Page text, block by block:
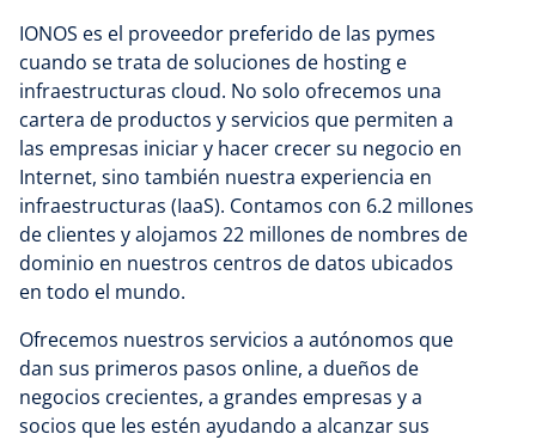
IONOS es el proveedor preferido de las pymes
cuando se trata de soluciones de hosting e
infraestructuras cloud. No solo ofrecemos una
cartera de productos y servicios que permiten a
las empresas iniciar y hacer crecer su negocio en
Internet, sino también nuestra experiencia en
infraestructuras (IaaS). Contamos con 6.2 millones
de clientes y alojamos 22 millones de nombres de
dominio en nuestros centros de datos ubicados
en todo el mundo.
Ofrecemos nuestros servicios a autónomos que
dan sus primeros pasos online, a dueños de
negocios crecientes, a grandes empresas y a
socios que les estén ayudando a alcanzar sus